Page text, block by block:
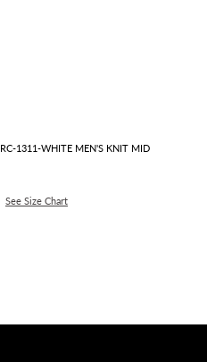
RC-1311-WHITE MEN'S KNIT MID
See Size Chart